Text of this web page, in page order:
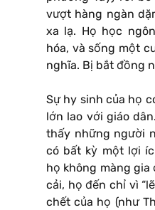
vượt hàng ngàn
xa lạ. Họ học
hóa, và sống một
nghĩa. Bị bắt đồng
Sự hy sinh của họ
lớn lao với giáo
thấy những người
có bất kỳ một lợi
họ không màng gia
cải, họ đến chỉ vì
chết của họ (như